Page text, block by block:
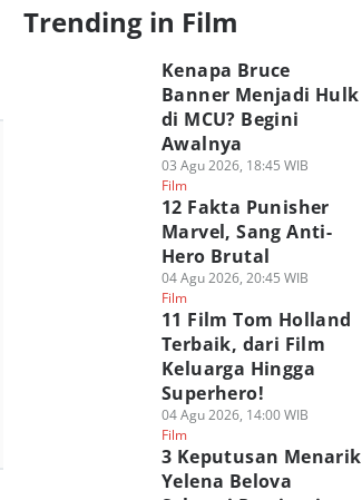
Trending in Film
Kenapa Bruce
Banner Menjadi Hulk
di MCU? Begini
Awalnya
03 Agu 2026, 18:45 WIB
Film
12 Fakta Punisher
Marvel, Sang Anti-
Hero Brutal
04 Agu 2026, 20:45 WIB
Film
11 Film Tom Holland
Terbaik, dari Film
Keluarga Hingga
Superhero!
04 Agu 2026, 14:00 WIB
Film
3 Keputusan Menarik
Yelena Belova